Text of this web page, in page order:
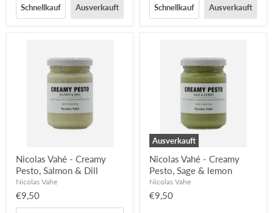
Schnellkauf Ausverkauft Schnellkauf Ausverkauft
Nicolas Vahé - Creamy
Pesto, Salmon & Dill
Nicolas Vahe
€9,50
Ausverkauft
Nicolas Vahé - Creamy
Pesto, Sage & lemon
Nicolas Vahe
€9,50